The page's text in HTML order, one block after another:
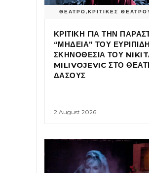
ΘΕΑΤΡΟ,ΚΡΙΤΙΚΕΣ
ΚΡΙΤΙΚΗ ΓΙΑ ΤΗΝ
“ΜΗΔΕΙΑ” ΤΟΥ
ΣΚΗΝΟΘΕΣΙΑ ΤΟΥ
MILIVOJEVIC ΣΤΟ
ΔΑΣΟΥΣ
2 August 2026